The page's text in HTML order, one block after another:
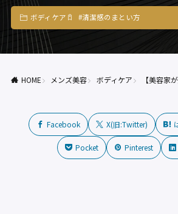
ボディケア #清潔感のまとい方
HOME メンズ美容 ボディケア 【美容家
Facebook X(旧:Twitter)
Pocket Pinterest